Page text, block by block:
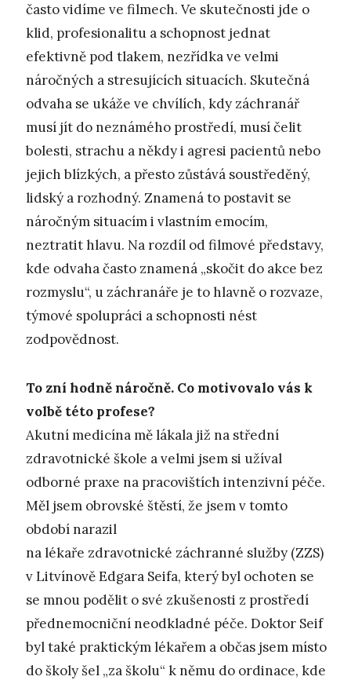
často vidíme ve filmech. Ve skutečnosti jde o
klid, profesionalitu a schopnost jednat
efektivně pod tlakem, nezřídka ve velmi
náročných a stresujících situacích. Skutečná
odvaha se ukáže ve chvílích, kdy záchranář
musí jít do neznámého prostředí, musí čelit
bolesti, strachu a někdy i agresi pacientů nebo
jejich blízkých, a přesto zůstává soustředěný,
lidský a rozhodný. Znamená to postavit se
náročným situacím i vlastním emocím,
neztratit hlavu. Na rozdíl od filmové představy,
kde odvaha často znamená „skočit do akce bez
rozmyslu“, u záchranáře je to hlavně o rozvaze,
týmové spolupráci a schopnosti nést
zodpovědnost.
To zní hodně náročně. Co motivovalo vás k
volbě této profese?
Akutní medicína mě lákala již na střední
zdravotnické škole a velmi jsem si užíval
odborné praxe na pracovištích intenzivní péče.
Měl jsem obrovské štěstí, že jsem v tomto
období narazil
na lékaře zdravotnické záchranné služby (ZZS)
v Litvínově Edgara Seifa, který byl ochoten se
se mnou podělit o své zkušenosti z prostředí
přednemocniční neodkladné péče. Doktor Seif
byl také praktickým lékařem a občas jsem místo
do školy šel „za školu“ k němu do ordinace, kde